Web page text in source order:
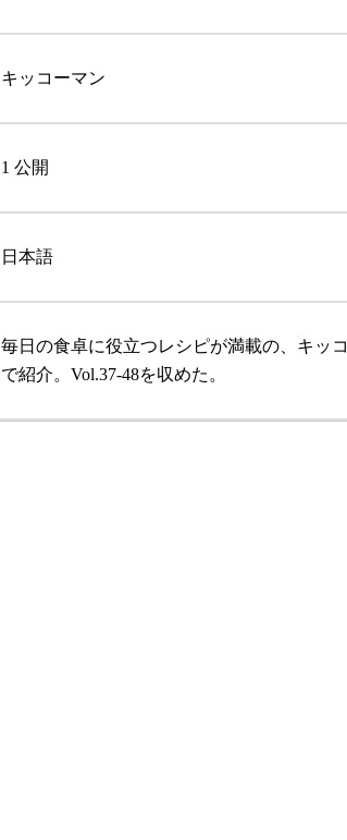
キッコーマン
1 公開
日本語
毎日の食卓に役立つレシピが満載の、キッ
で紹介。Vol.37-48を収めた。